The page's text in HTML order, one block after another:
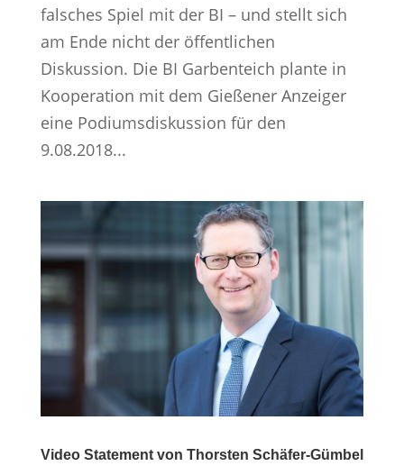
falsches Spiel mit der BI – und stellt sich
am Ende nicht der öffentlichen
Diskussion. Die BI Garbenteich plante in
Kooperation mit dem Gießener Anzeiger
eine Podiumsdiskussion für den
9.08.2018...
Video Statement von Thorsten Schäfer-Gümbel